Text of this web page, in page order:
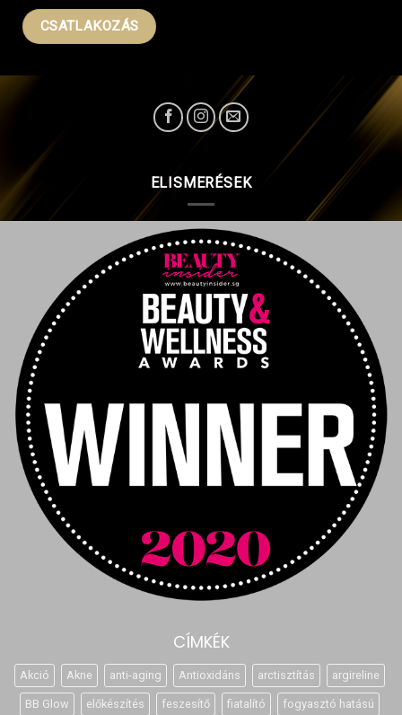
ELISMERÉSEK
CÍMKÉK
Akció Akne anti-aging Antioxidáns arctisztítás argireline
BB Glow előkészítés feszesítő fiatalító fogyasztó hatású